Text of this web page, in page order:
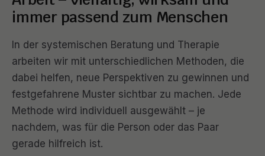
immer passend zum Menschen
In der systemischen Beratung und Therapie
arbeiten wir mit unterschiedlichen Methoden, die
dabei helfen, neue Perspektiven zu gewinnen und
festgefahrene Muster sichtbar zu machen. Jede
Methode wird individuell ausgewählt – je
nachdem, was für die Person oder das Paar
gerade hilfreich ist.